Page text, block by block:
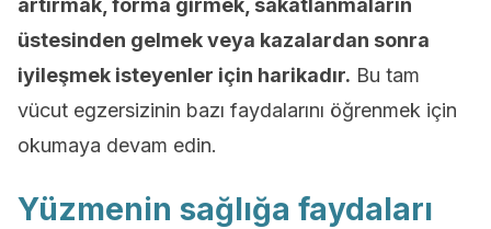
artırmak, forma girmek, sakatlanmaların
üstesinden gelmek veya kazalardan sonra
iyileşmek isteyenler için harikadır. Bu tam
vücut egzersizinin bazı faydalarını öğrenmek için
okumaya devam edin.
Yüzmenin sağlığa faydaları